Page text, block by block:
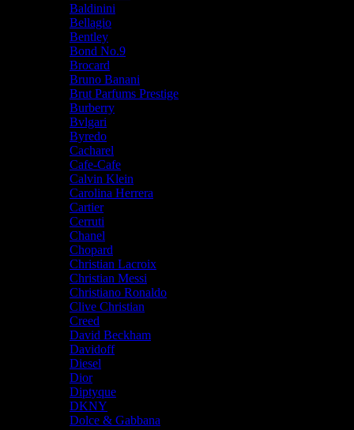
Baldinini
Bellagio
Bentley
Bond No.9
Brocard
Bruno Banani
Brut Parfums Prestige
Burberry
Bvlgari
Byredo
Cacharel
Cafe-Cafe
Calvin Klein
Carolina Herrera
Cartier
Cerruti
Chanel
Chopard
Christian Lacroix
Christian Messi
Christiano Ronaldo
Clive Christian
Creed
David Beckham
Davidoff
Diesel
Dior
Diptyque
DKNY
Dolce & Gabbana